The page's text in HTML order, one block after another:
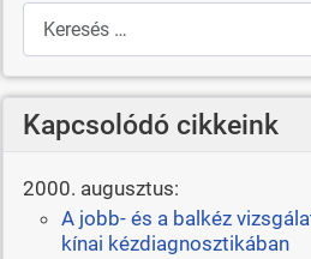
Keresés
Kapcsolódó cikkeink
2000. augusztus:
A jobb- és a balkéz
kínai kézdiagnosztikában